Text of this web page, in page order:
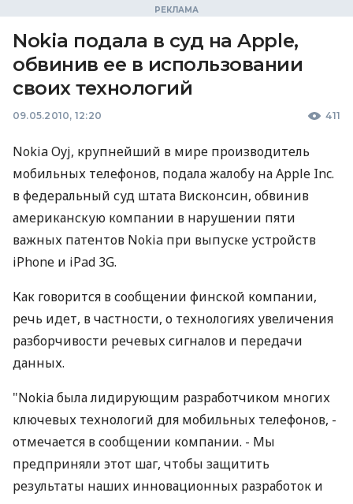
Nokia подала в суд на Apple,
обвинив ее в использовании
своих технологий
09.05.2010, 12:20 411
Nokia Oyj, крупнейший в мире производитель
мобильных телефонов, подала жалобу на Apple Inc.
в федеральный суд штата Висконсин, обвинив
американскую компании в нарушении пяти
важных патентов Nokia при выпуске устройств
iPhone и iPad 3G.
Как говорится в сообщении финской компании,
речь идет, в частности, о технологиях увеличения
разборчивости речевых сигналов и передачи
данных.
"Nokia была лидирующим разработчиком многих
ключевых технологий для мобильных телефонов, -
отмечается в сообщении компании. - Мы
предприняли этот шаг, чтобы защитить
результаты наших инновационных разработок и